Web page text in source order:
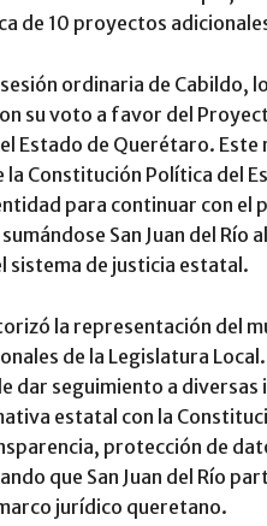
de 10 proyectos
ordinaria de Cabildo,
su voto a favor del
Estado de Querétaro. Este
Constitución Política del
para continuar con el
San Juan del Río
sistema de justicia estatal.
la representación del
de la Legislatura
dar seguimiento a diversas
estatal con la
protección de
que San Juan del Río
jurídico queretano.